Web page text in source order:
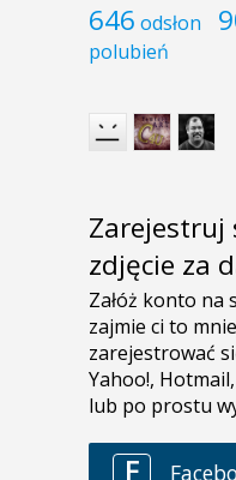
646 odsłon
polubień
Zarejestruj
zdjęcie za